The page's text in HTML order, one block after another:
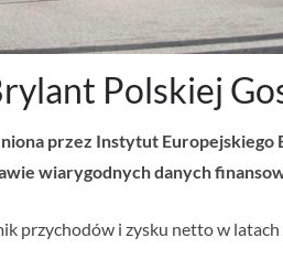
Polskiej
przez Instytut
wiarygodnych danych
przychodów i zysku netto w